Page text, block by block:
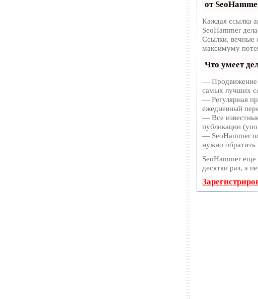
от
Каждая ссылка
SeoHammer
Ссылки, вечные
максимуму
Что умеет
— Продвижение
самых лучших
— Регулярная
ежедневный
— Все
публикации
— SeoHammer
нужно обратить
SeoHammer еще